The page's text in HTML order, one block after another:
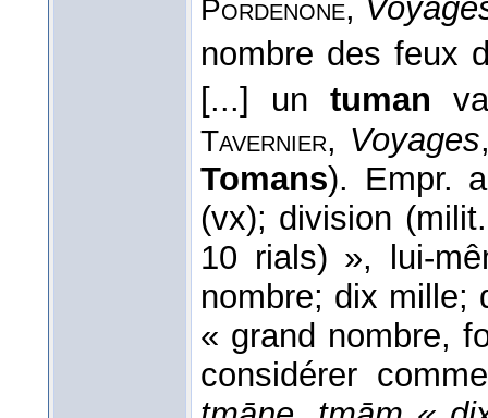
Pordenone,
nombre des feux
[...] un tuman
Tavernier, Voyages
Tomans). Empr.
(vx); division
10 rials) », lui-
nombre; dix
« grand nombre,
considérer